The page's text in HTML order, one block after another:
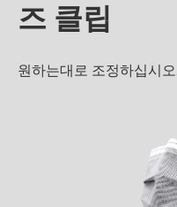
즈 클립
원하는대로 조정하십시